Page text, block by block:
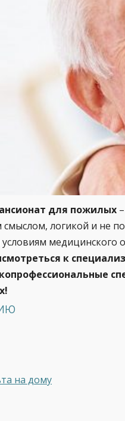
для пожилых
смыслом, логикой и не
медицинского
к
на дому